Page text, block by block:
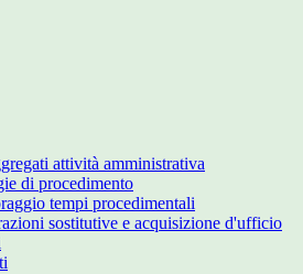
attività amministrativa
di procedimento
tempi procedimentali
sostitutive e acquisizione d'ufficio